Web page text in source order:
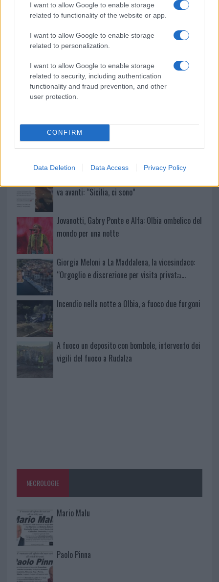
I want to allow Google to enable storage
related to functionality of the website or app.
I want to allow Google to enable storage
related to personalization.
I want to allow Google to enable storage
related to security, including authentication
functionality and fraud prevention, and other
user protection.
CONFIRM
Data Deletion Data Access Privacy Policy
ce
o
k
it
te
r
te
re
st
at
s
A
p
p
a
re
Articolo precedente
NOTIZIE RECENTI
Sangue, musica e solidarietà con Avis Olbia al
Meteo Olbia 9 agosto, temperature in calo
va avanti: “Sicilia, ci sono”
Jovanotti, Gabry Ponte e Alfa: Olbia ombelico del
mondo per una notte
Giorgia Meloni a La Maddalena, la vicesindaco:
“Orgoglio e discrezione per visita privata̶…
Incendio nella notte a Olbia, a fuoco due furgoni
A fuoco un deposito con bombole, intervento dei
vigili del fuoco a Rudalza
NECROLOGIE
Mario Malu
Paolo Pinna